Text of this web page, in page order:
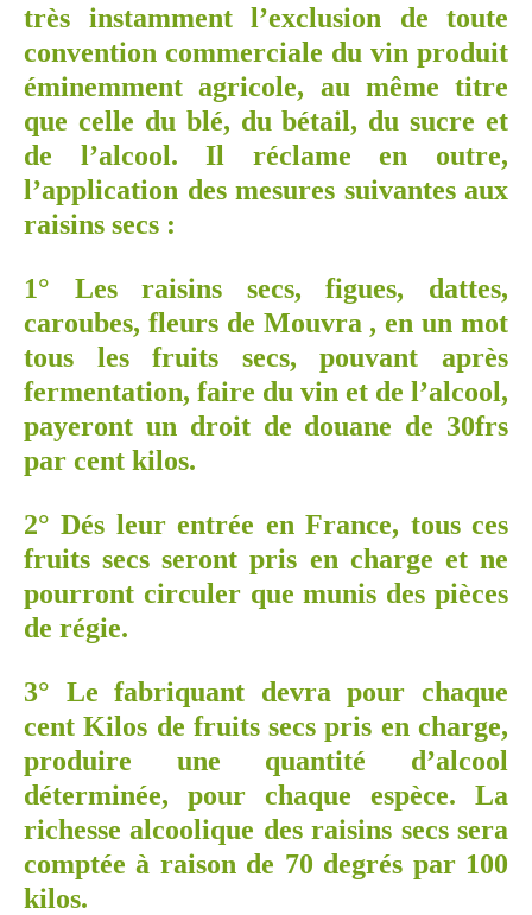
très instamment l’exclusion de toute
convention commerciale du vin produit
éminemment agricole, au même titre
que celle du blé, du bétail, du sucre et
de l’alcool. Il réclame en outre,
l’application des mesures suivantes aux
raisins secs :
1° Les raisins secs, figues, dattes,
caroubes, fleurs de Mouvra , en un mot
tous les fruits secs, pouvant après
fermentation, faire du vin et de l’alcool,
payeront un droit de douane de 30frs
par cent kilos.
2° Dés leur entrée en France, tous ces
fruits secs seront pris en charge et ne
pourront circuler que munis des pièces
de régie.
3° Le fabriquant devra pour chaque
cent Kilos de fruits secs pris en charge,
produire une quantité d’alcool
déterminée, pour chaque espèce. La
richesse alcoolique des raisins secs sera
comptée à raison de 70 degrés par 100
kilos.